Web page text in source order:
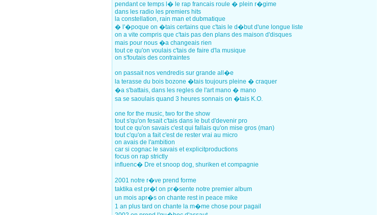
pendant ce temps l� le rap francais roule � plein r�gime
dans les radio les premiers hits
la constellation, rain man et dubmatique
� l'�poque on �tais certains que c'tais le d�but d'une longue liste
on a vite compris que c'tais pas den plans des maison d'disques
mais pour nous �a changeais rien
tout ce qu'on voulais c'tais de faire d'la musique
on s'foutais des contraintes
on passait nos vendredis sur grande all�e
la terasse du bois bozone �tais toujours pleine � craquer
�a s'battais, dans les regles de l'art mano � mano
sa se saoulais quand 3 heures sonnais on �tais K.O.
one for the music, two for the show
tout s'qu'on fesait c'tais dans le but d'devenir pro
tout ce qu'on savais c'est qui fallais qu'on mise gros (man)
tout c'qu'on a fait c'est de rester vrai au micro
on avais de l'ambition
car si cognac le savais et explicitproductions
focus on rap strictly
influenc� Dre et snoop dog, shuriken et compagnie
2001 notre r�ve prend forme
taktika est pr�t on pr�sente notre premier album
un mois apr�s on chante rest in peace mike
1 an plus tard on chante la m�me chose pour pagail